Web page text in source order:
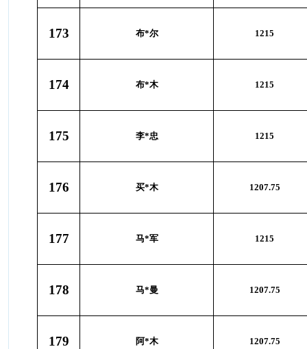
173 布*尔 1215
174 布*木 1215
175 李*忠 1215
176 买*木 1207.75
177 马*军 1215
178 马*曼 1207.75
179 阿*木 1207.75